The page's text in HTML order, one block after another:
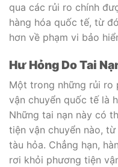
qua các rủi ro chính
hàng hóa quốc tế, từ
hơn về phạm vi bảo
Hư Hỏng Do Tai
Một trong những rủi ro
vận chuyển quốc tế là
Những tai nạn này có
tiện vận chuyển nào,
tàu hỏa. Chẳng hạn,
rơi khỏi phương tiện